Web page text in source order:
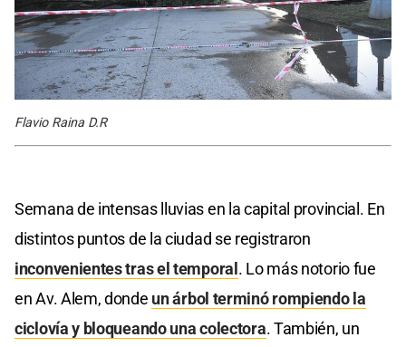
Flavio Raina D.R
Semana de intensas lluvias en la capital provincial. En
distintos puntos de la ciudad se registraron
inconvenientes tras el temporal. Lo más notorio fue
en Av. Alem, donde un árbol terminó rompiendo la
ciclovía y bloqueando una colectora. También, un